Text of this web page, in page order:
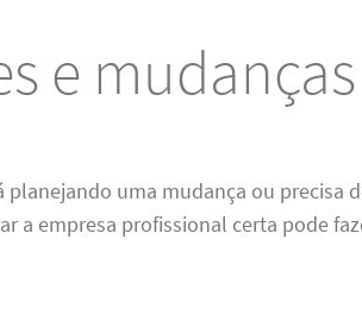
e
planejando uma mudança ou precisa
a empresa profissional certa pode